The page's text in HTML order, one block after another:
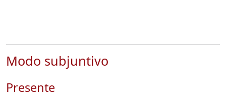
Modo subjuntivo
Presente